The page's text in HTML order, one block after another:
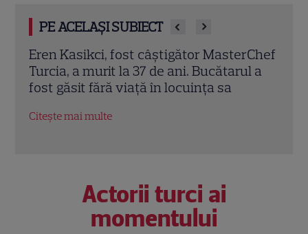
PE ACELAȘI SUBIECT
Trei cupluri revin la „Insula Iubirii –
Reuniuni”. Ce se întâmplă când se
întâlnesc din nou cu Radu Vâlcan
Citește mai multe
Actorii turci ai
momentului